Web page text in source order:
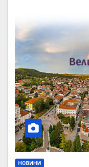
НОВИНИ